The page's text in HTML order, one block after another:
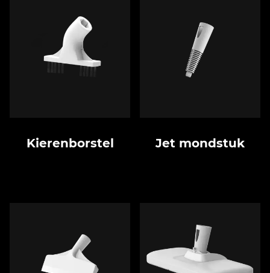
Kierenborstel Jet mondstuk